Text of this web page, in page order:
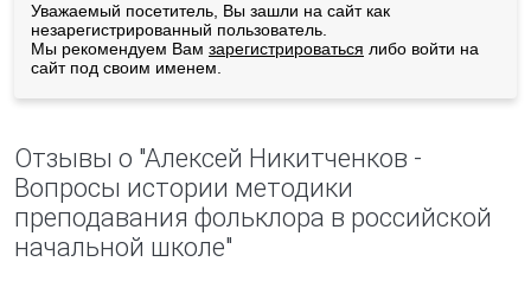
Уважаемый посетитель, Вы зашли на сайт как
незарегистрированный пользователь.
Мы рекомендуем Вам зарегистрироваться либо войти на
сайт под своим именем.
Отзывы о "Алексей Никитченков -
Вопросы истории методики
преподавания фольклора в российской
начальной школе"